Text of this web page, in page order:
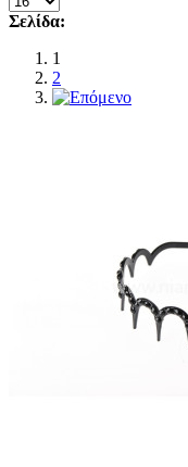
Σελίδα:
1
2